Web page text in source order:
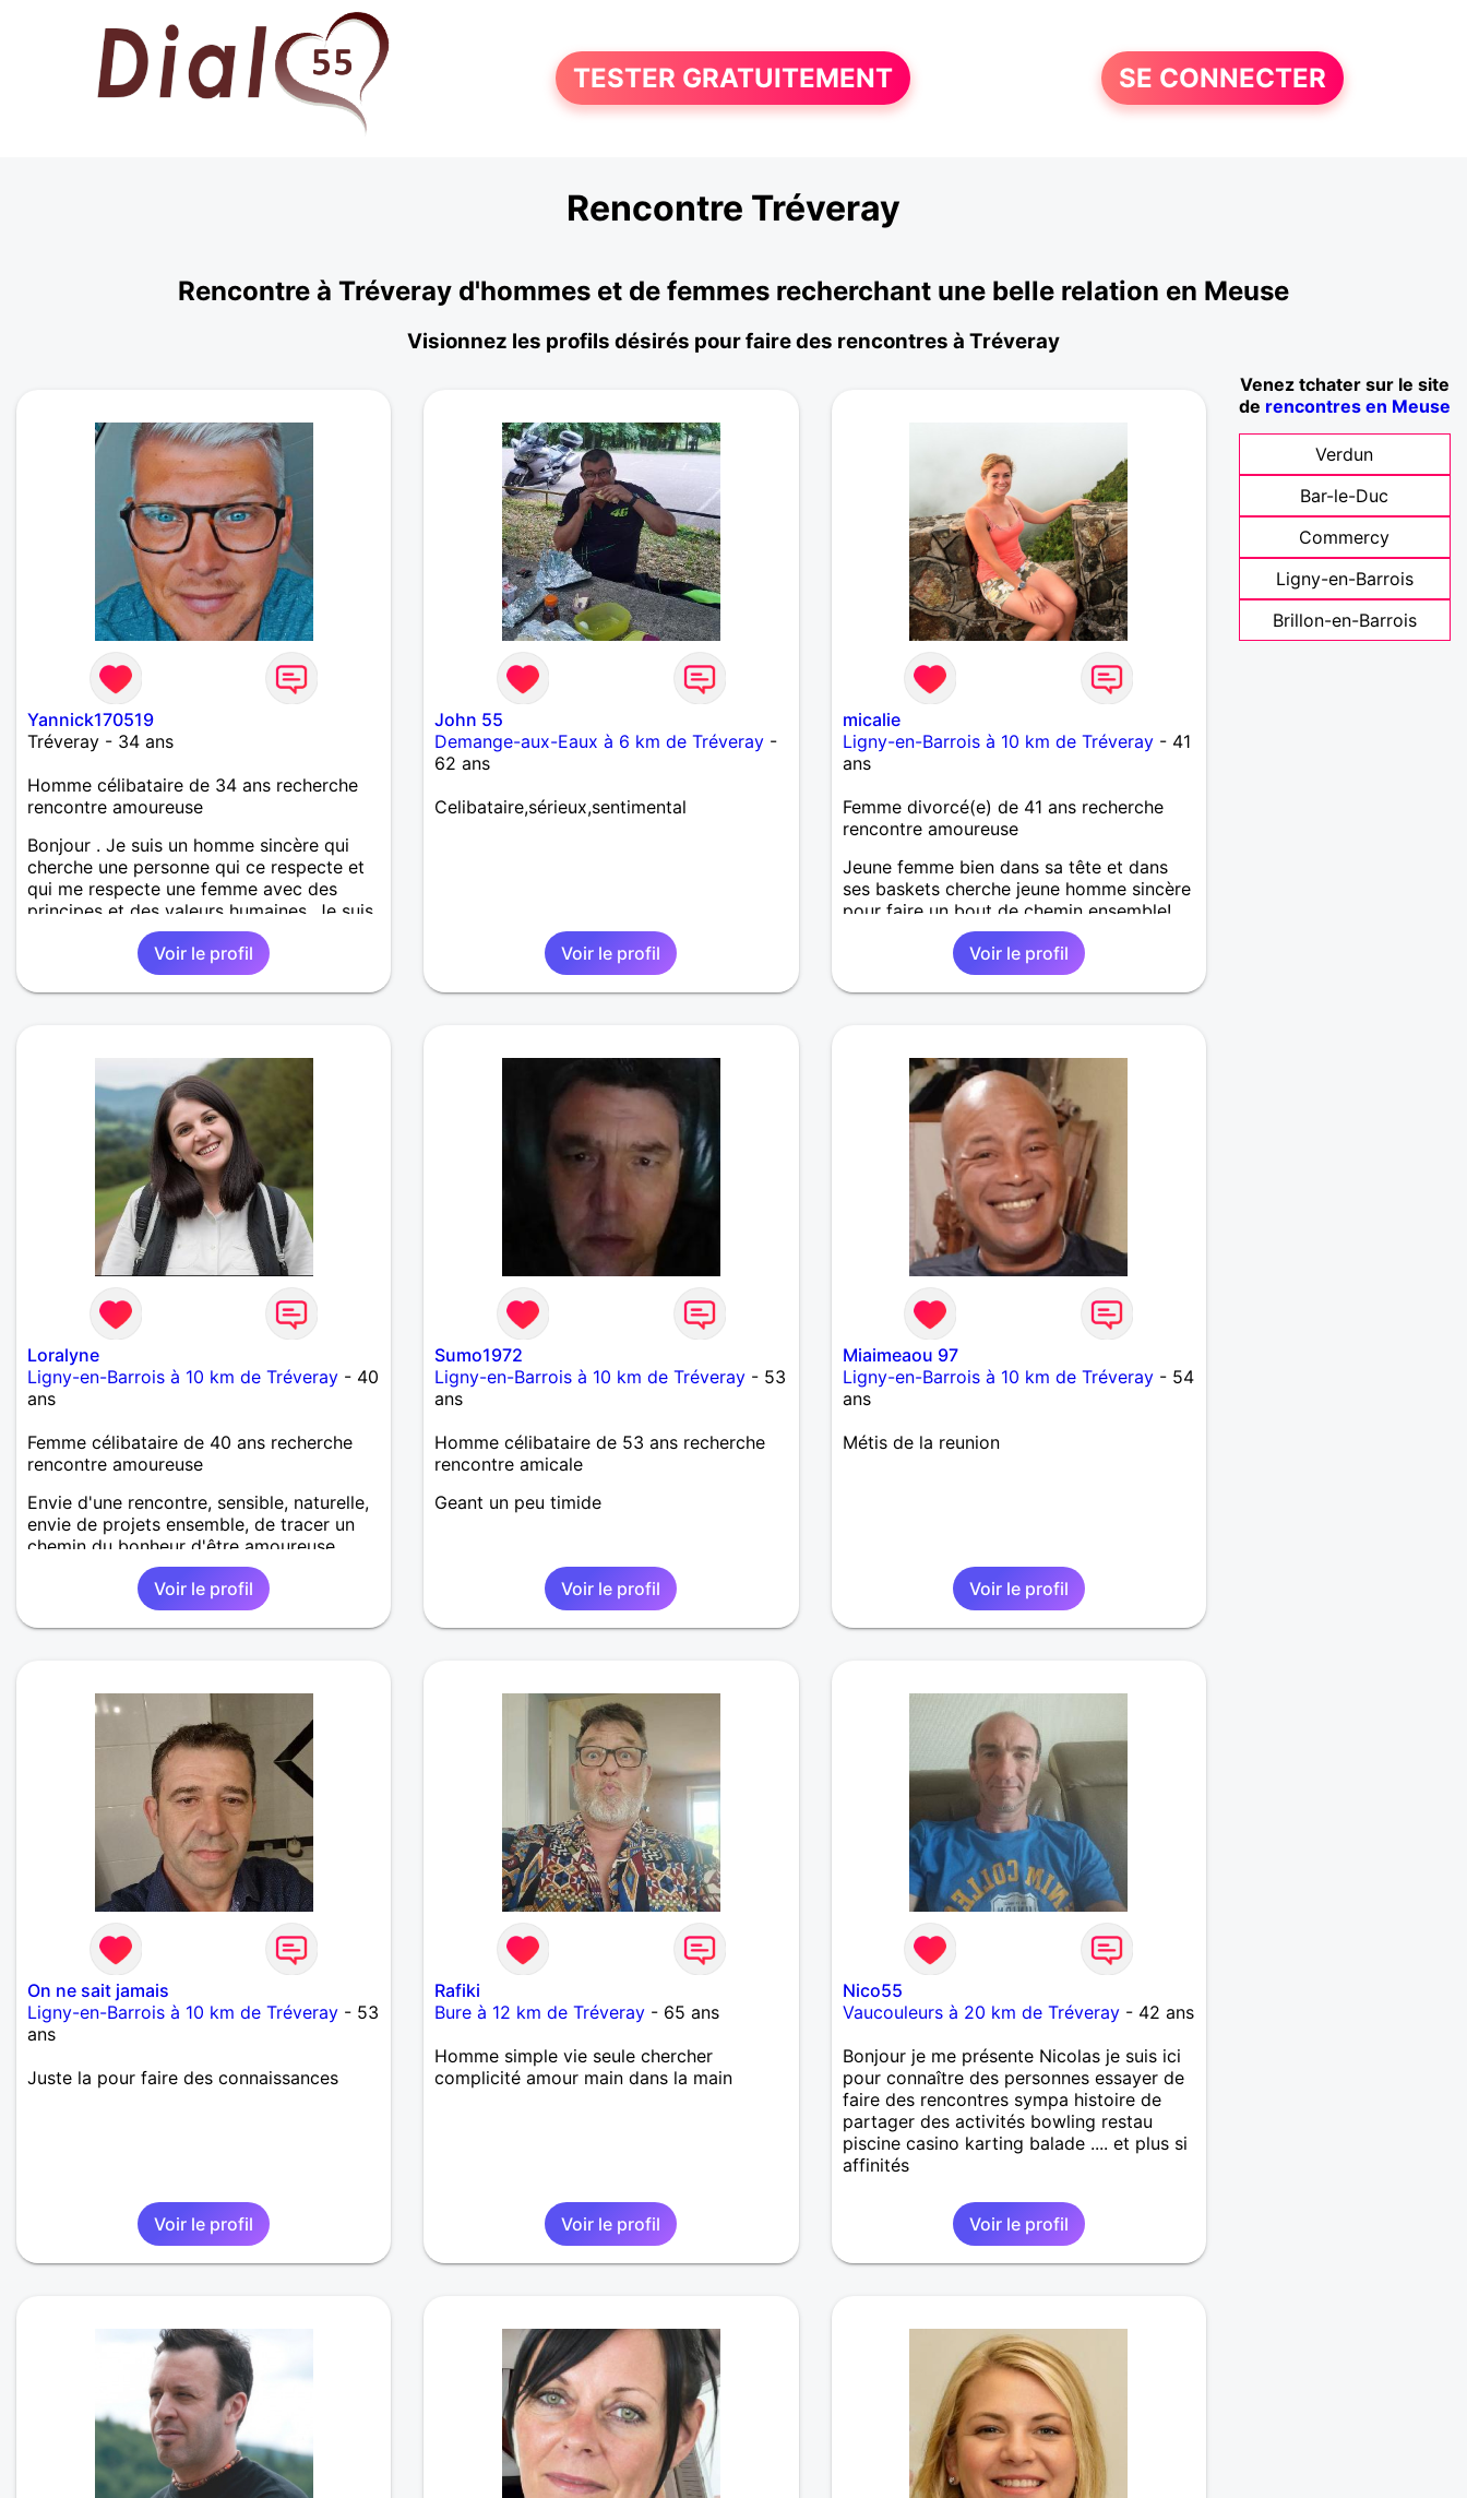
TESTER GRATUITEMENT SE CONNECTER
Rencontre Tréveray
Rencontre à Tréveray d'hommes et de femmes recherchant une belle relation en Meuse
Visionnez les profils désirés pour faire des rencontres à Tréveray
Yannick170519
Tréveray - 34 ans
Homme célibataire de 34 ans recherche
rencontre amoureuse
Bonjour . Je suis un homme sincère qui
cherche une personne qui ce respecte et
qui me respecte une femme avec des
principes et des valeurs humaines. Je suis
pas là pour un plan Q je n'est pas de
temps a perdre à qui que ce soit ! Merci
d'avoir pris le temps de lire.
Voir le profil
John 55
Demange-aux-Eaux à 6 km de Tréveray -
62 ans
Celibataire,sérieux,sentimental
Voir le profil
micalie
Ligny-en-Barrois à 10 km de Tréveray- 41
ans
Femme divorcé(e) de 41 ans recherche
rencontre amoureuse
Jeune femme bien dans sa tête et dans
ses baskets cherche jeune homme sincère
pour faire un bout de chemin ensemble!
Voir le profil
Loralyne
Ligny-en-Barrois à 10 km de Tréveray - 40
ans
Femme célibataire de 40 ans recherche
rencontre amoureuse
Envie d'une rencontre, sensible, naturelle,
envie de projets ensemble, de tracer un
chemin du bonheur d'être amoureuse.
Voir le profil
Sumo1972
Ligny-en-Barrois à 10 km de Tréveray - 53
ans
Homme célibataire de 53 ans recherche
rencontre amicale
Geant un peu timide
Voir le profil
Miaimeaou 97
Ligny-en-Barrois à 10 km de Tréveray- 54
ans
Métis de la reunion
Voir le profil
On ne sait jamais
Ligny-en-Barrois à 10 km de Tréveray - 53
ans
Juste la pour faire des connaissances
Voir le profil
Rafiki
Bure à 12 km de Tréveray - 65 ans
Homme simple vie seule chercher
complicité amour main dans la main
Voir le profil
Nico55
Vaucouleurs à 20 km de Tréveray- 42 ans
Bonjour je me présente Nicolas je suis ici
pour connaître des personnes essayer de
faire des rencontres sympa histoire de
partager des activités bowling restau
piscine casino karting balade .... et plus si
affinités
Voir le profil
Venez tchater sur le site
de rencontres en Meuse
Verdun
Bar-le-Duc
Commercy
Ligny-en-Barrois
Brillon-en-Barrois